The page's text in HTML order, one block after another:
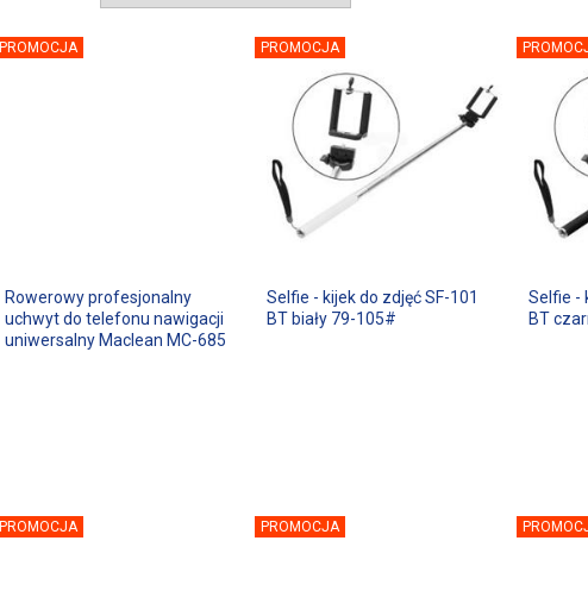
PROMOCJA
Rowerowy profesjonalny
uchwyt do telefonu nawigacji
uniwersalny Maclean MC-685
PROMOCJA
Selfie - kijek do zdjęć SF-101
BT biały 79-105#
Selfie -
BT
PROMOCJA PROMOCJA